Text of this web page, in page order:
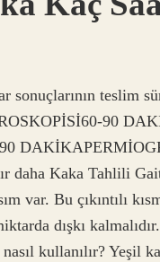
sonuçlarının teslim
90
Kaka Tahlili
var. Bu çıkıntılı
dışkı
kullanılır? Yeşil